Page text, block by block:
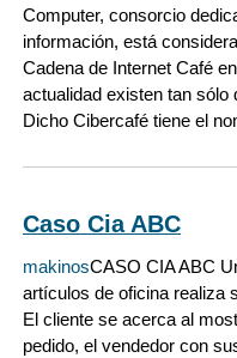
Computer, consorcio
información, está
Cadena de Internet Café
actualidad existen tan
Dicho Cibercafé tiene el
Caso Cia ABC
makinosCASO CIA ABC
artículos de oficina realiza
El cliente se acerca al
pedido, el vendedor con